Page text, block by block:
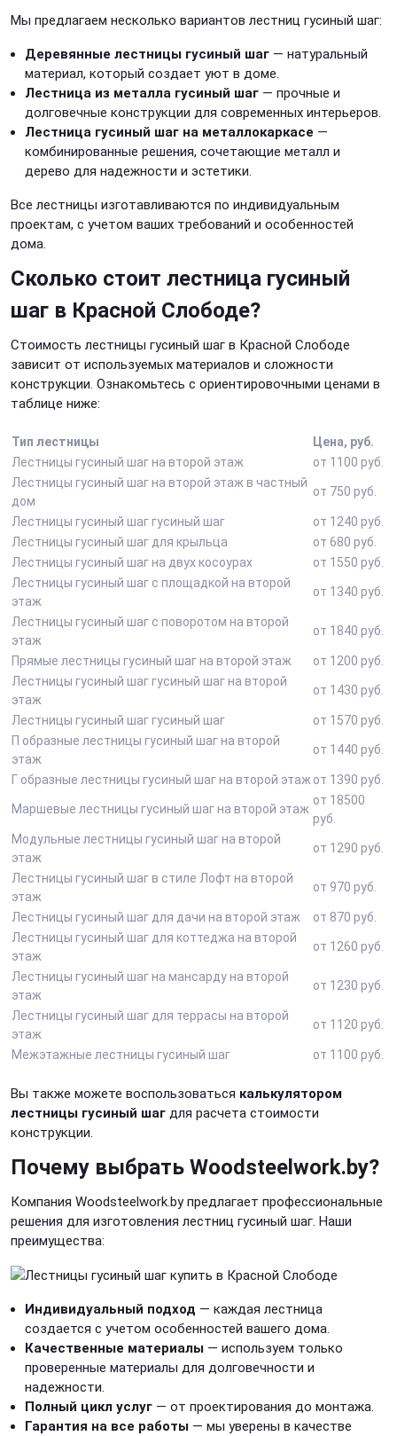
Мы предлагаем несколько вариантов лестниц гусиный шаг:
Деревянные лестницы гусиный шаг — натуральный
материал, который создает уют в доме.
Лестница из металла гусиный шаг — прочные и
долговечные конструкции для современных интерьеров.
Лестница гусиный шаг на металлокаркасе —
комбинированные решения, сочетающие металл и
дерево для надежности и эстетики.
Все лестницы изготавливаются по индивидуальным
проектам, с учетом ваших требований и особенностей
дома.
Сколько стоит лестница гусиный
шаг в Красной Слободе?
Стоимость лестницы гусиный шаг в Красной Слободе
зависит от используемых материалов и сложности
конструкции. Ознакомьтесь с ориентировочными ценами в
таблице ниже:
Тип лестницы
Цена, руб.
Лестницы гусиный шаг на второй этаж
от 1100 руб.
Лестницы гусиный шаг на второй этаж в частный
дом
от 750 руб.
Лестницы гусиный шаг гусиный шаг
от 1240 руб.
Лестницы гусиный шаг для крыльца
от 680 руб.
Лестницы гусиный шаг на двух косоурах
от 1550 руб.
Лестницы гусиный шаг с площадкой на второй
этаж
от 1340 руб.
Лестницы гусиный шаг с поворотом на второй
этаж
от 1840 руб.
Прямые лестницы гусиный шаг на второй этаж
от 1200 руб.
Лестницы гусиный шаг гусиный шаг на второй
этаж
от 1430 руб.
Лестницы гусиный шаг гусиный шаг
от 1570 руб.
П образные лестницы гусиный шаг на второй
этаж
от 1440 руб.
Г образные лестницы гусиный шаг на второй этаж от 1390 руб.
Маршевые лестницы гусиный шаг на второй этаж
от 18500
руб.
Модульные лестницы гусиный шаг на второй
этаж
от 1290 руб.
Лестницы гусиный шаг в стиле Лофт на второй
этаж
от 970 руб.
Лестницы гусиный шаг для дачи на второй этаж
от 870 руб.
Лестницы гусиный шаг для коттеджа на второй
этаж
от 1260 руб.
Лестницы гусиный шаг на мансарду на второй
этаж
от 1230 руб.
Лестницы гусиный шаг для террасы на второй
этаж
от 1120 руб.
Межэтажные лестницы гусиный шаг от 1100 руб.
Вы также можете воспользоваться калькулятором
лестницы гусиный шаг для расчета стоимости
конструкции.
Почему выбрать Woodsteelwork.by?
Компания Woodsteelwork.by предлагает профессиональные
решения для изготовления лестниц гусиный шаг. Наши
преимущества:
Индивидуальный подход — каждая лестница
создается с учетом особенностей вашего дома.
Качественные материалы — используем только
проверенные материалы для долговечности и
надежности.
Полный цикл услуг — от проектирования до монтажа.
Гарантия на все работы — мы уверены в качестве